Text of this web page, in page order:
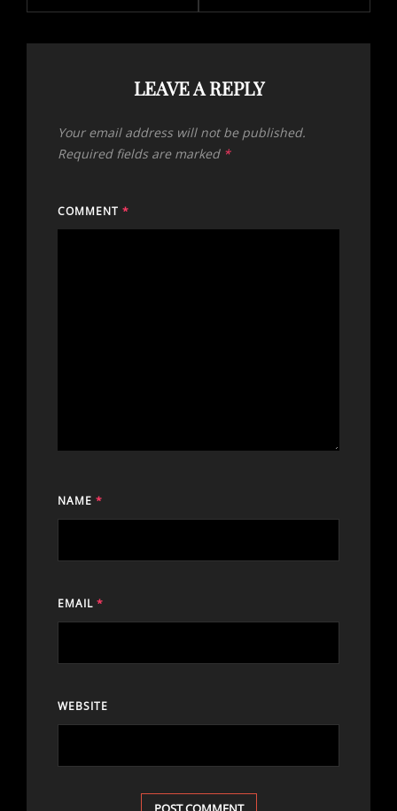
LEAVE A REPLY
Your email address will not be published.
Required fields are marked *
COMMENT *
NAME *
EMAIL *
WEBSITE